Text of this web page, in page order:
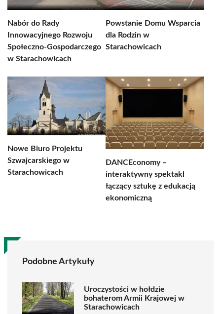
Nabór do Rady
Innowacyjnego Rozwoju
Społeczno-Gospodarczego
w Starachowicach
Powstanie Domu Wsparcia
dla Rodzin w
Starachowicach
Nowe Biuro Projektu
Szwajcarskiego w
Starachowicach
DANCEconomy –
interaktywny spektakl
łączący sztukę z edukacją
ekonomiczną
Podobne Artykuły
Uroczystości w hołdzie
bohaterom Armii Krajowej w
Starachowicach